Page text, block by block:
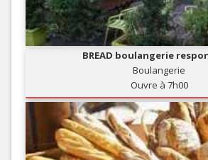
BREAD boulangerie
Boulangerie
Ouvre à 7h00